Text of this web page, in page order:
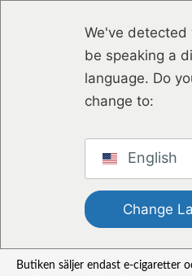
We've detected
be speaking a
language. Do
change to:
English
Change
Butiken säljer endast e-cigaretter